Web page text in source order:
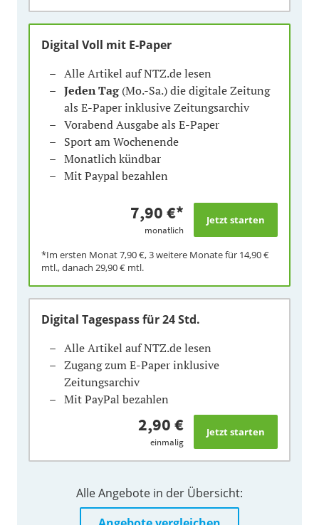
Digital Voll mit E-Paper
Alle Artikel auf NTZ.de lesen
Jeden Tag(Mo.-Sa.) die digitale Zeitung
als E-Paper inklusive Zeitungsarchiv
Vorabend Ausgabe als E-Paper
Sport am Wochenende
Monatlich kündbar
Mit Paypal bezahlen
7,90 €*
monatlich
*Im ersten Monat7,90 €, 3 weitere Monate für 14,90 €
mtl., danach 29,90 € mtl.
Digital Tagespassfür 24 Std.
Alle Artikel auf NTZ.de lesen
Zugang zum E-Paper inklusive
Zeitungsarchiv
Mit PayPal bezahlen
2,90 €
einmalig
Alle Angebote in der Übersicht: